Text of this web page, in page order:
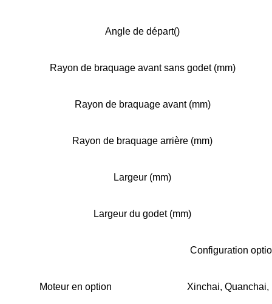
Angle de départ()
Rayon de braquage avant sans godet (mm)
Rayon de braquage avant (mm)
Rayon de braquage arrière (mm)
Largeur (mm)
Largeur du godet (mm)
Configuration
Moteur en option Xinchai, Quanchai,